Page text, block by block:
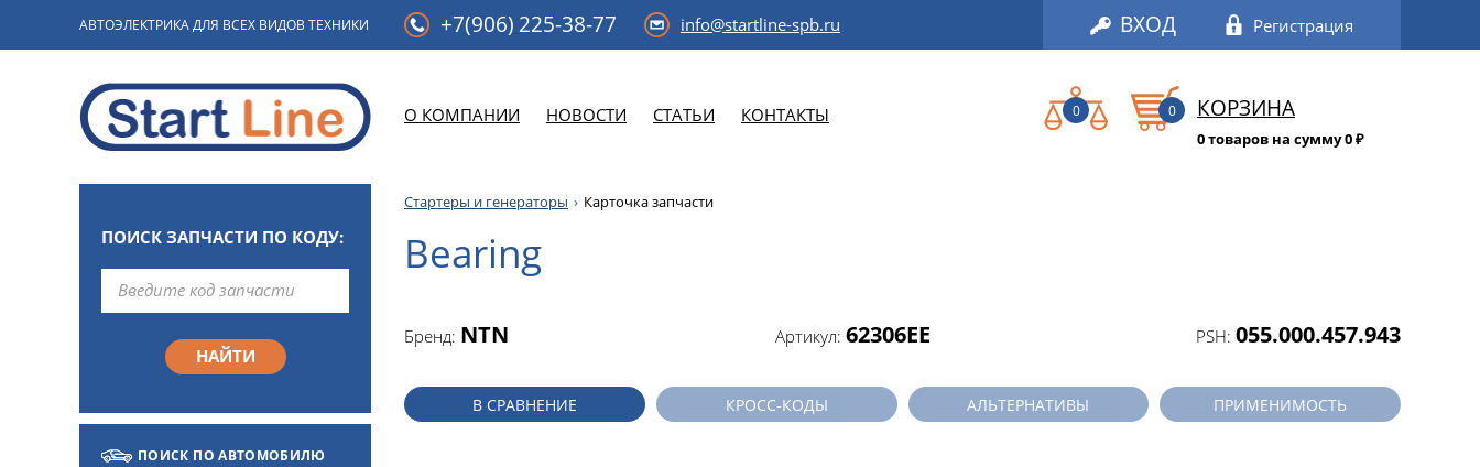
АВТОЭЛЕКТРИКА ДЛЯ ВСЕХ ВИДОВ ТЕХНИКИ +7(906) 225-38-77 info@startline-spb.ru ВХОД Регистрация
О КОМПАНИИ НОВОСТИ СТАТЬИ КОНТАКТЫ 0 0 КОРЗИНА
0 товаров на сумму 0₽
ПОИСК ЗАПЧАСТИ ПО КОДУ:
ПОИСК ПО АВТОМОБИЛЮ
Стартеры и генераторы Карточка запчасти
Bearing
Бренд: NTN Артикул: 62306EE PSH: 055.000.457.943
В СРАВНЕНИЕ КРОСС-КОДЫ АЛЬТЕРНАТИВЫ ПРИМЕНИМОСТЬ